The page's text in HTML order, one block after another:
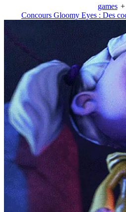
games +
Concours Gloomy Eyes : Des